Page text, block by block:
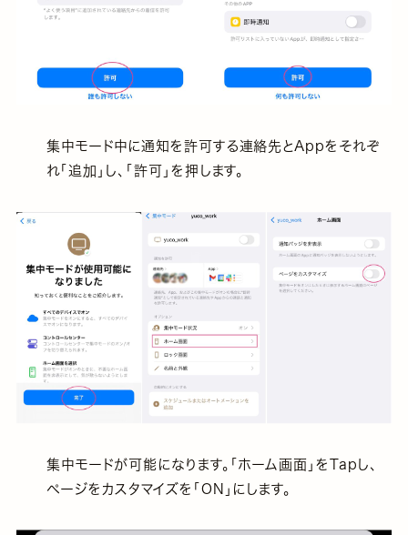
集中モード中に通知を許可する連絡先とAppをそれぞ
れ「追加」し、「許可」を押します。
集中モードが可能になります。「ホーム画面」をTapし、
ページをカスタマイズを「ON」にします。